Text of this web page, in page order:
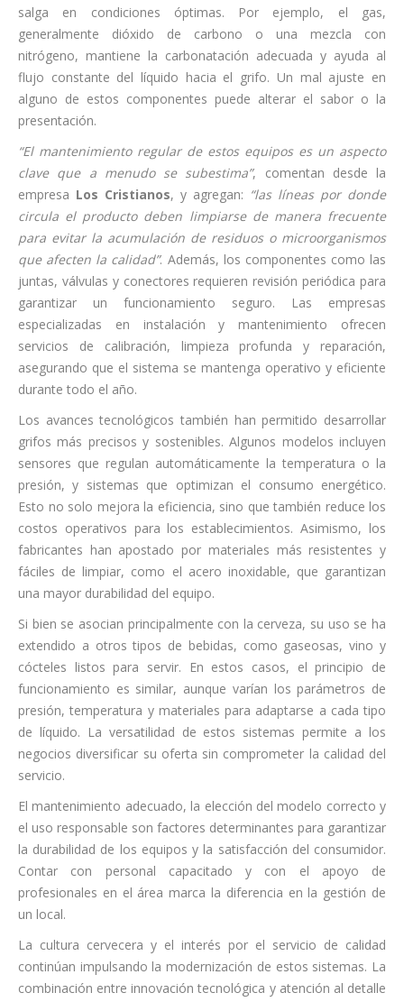
salga en condiciones óptimas. Por ejemplo, el gas,
generalmente dióxido de carbono o una mezcla con
nitrógeno, mantiene la carbonatación adecuada y ayuda al
flujo constante del líquido hacia el grifo. Un mal ajuste en
alguno de estos componentes puede alterar el sabor o la
presentación.
“El mantenimiento regular de estos equipos es un aspecto
clave que a menudo se subestima”, comentan desde la
empresa Los Cristianos, y agregan: “las líneas por donde
circula el producto deben limpiarse de manera frecuente
para evitar la acumulación de residuos o microorganismos
que afecten la calidad”. Además, los componentes como las
juntas, válvulas y conectores requieren revisión periódica para
garantizar un funcionamiento seguro. Las empresas
especializadas en instalación y mantenimiento ofrecen
servicios de calibración, limpieza profunda y reparación,
asegurando que el sistema se mantenga operativo y eficiente
durante todo el año.
Los avances tecnológicos también han permitido desarrollar
grifos más precisos y sostenibles. Algunos modelos incluyen
sensores que regulan automáticamente la temperatura o la
presión, y sistemas que optimizan el consumo energético.
Esto no solo mejora la eficiencia, sino que también reduce los
costos operativos para los establecimientos. Asimismo, los
fabricantes han apostado por materiales más resistentes y
fáciles de limpiar, como el acero inoxidable, que garantizan
una mayor durabilidad del equipo.
Si bien se asocian principalmente con la cerveza, su uso se ha
extendido a otros tipos de bebidas, como gaseosas, vino y
cócteles listos para servir. En estos casos, el principio de
funcionamiento es similar, aunque varían los parámetros de
presión, temperatura y materiales para adaptarse a cada tipo
de líquido. La versatilidad de estos sistemas permite a los
negocios diversificar su oferta sin comprometer la calidad del
servicio.
El mantenimiento adecuado, la elección del modelo correcto y
el uso responsable son factores determinantes para garantizar
la durabilidad de los equipos y la satisfacción del consumidor.
Contar con personal capacitado y con el apoyo de
profesionales en el área marca la diferencia en la gestión de
un local.
La cultura cervecera y el interés por el servicio de calidad
continúan impulsando la modernización de estos sistemas. La
combinación entre innovación tecnológica y atención al detalle